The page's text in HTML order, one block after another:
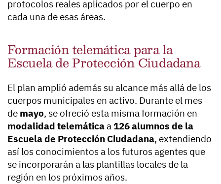
protocolos reales aplicados por el cuerpo en
cada una de esas áreas.
Formación telemática para la
Escuela de Protección Ciudadana
El plan amplió además su alcance más allá de los
cuerpos municipales en activo. Durante el mes
de mayo, se ofreció esta misma formación en
modalidad telemáticaa 126 alumnos de la
Escuela de Protección Ciudadana, extendiendo
así los conocimientos a los futuros agentes que
se incorporarán a las plantillas locales de la
región en los próximos años.